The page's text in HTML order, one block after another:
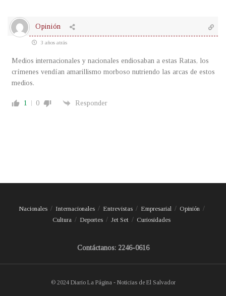
Opinión
3 años atrás
Medios internacionales y nacionales endiosaban a estas Ratas, los
crímenes vendían amarillismo morboso nutriendo las arcas de estos
medios.
1 0 Responder
Nacionales Internacionales Entrevistas Empresarial
Opinión
Cultura
Deportes Jet Set Curiosidades
Contáctanos: 2246-0616
© 2024 Diario La Página - Noticias de El Salvador